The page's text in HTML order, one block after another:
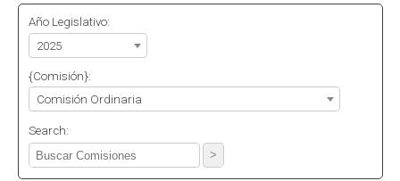
Año Legislativo:
2025
{Comisión}:
Comisión Ordinaria
Search: